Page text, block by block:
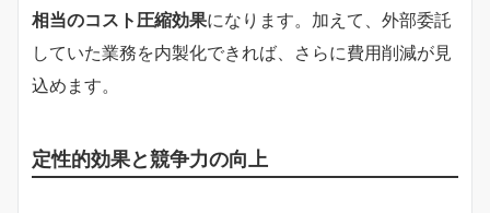
相当のコスト圧縮効果になります。加えて、外部委託
していた業務を内製化できれば、さらに費用削減が見
込めます。
定性的効果と競争力の向上